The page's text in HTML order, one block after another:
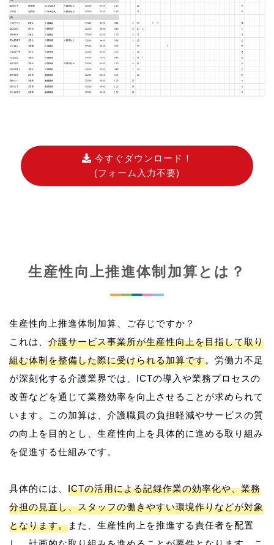
今すぐダウンロード！
(フォーム入力不要)
生産性向上推進体制加算とは？
生産性向上推進体制加算、ご存じですか？
これは、 介護サービス事業所が生産性向上を目指して取り
組む体制を整備した際に受けられる加算です。労働力不足
が深刻化する介護業界では、ICTの導入や業務プロセスの
改善などを通じて業務効率を向上させることが求められて
います。この加算は、介護職員の負担軽減やサービスの質
の向上を目的とし、生産性向上を具体的に進める取り組み
を促進する仕組みです。
具体的には、 ICTの活用による記録作業の効率化や、業務
分担の見直し、スタッフの働きやすい環境作りなどが対象
となります。また、生産性向上を推進する責任者を配置